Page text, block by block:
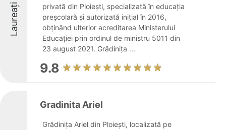
Laureați
privată din Ploiești, specializată în educația
preșcolară și autorizată inițial în 2016,
obținând ulterior acreditarea Ministerului
Educației prin ordinul de ministru 5011 din
23 august 2021. Grădinița ...
9.8
Gradinita Ariel
Grădinița Ariel din Ploiești, localizată pe